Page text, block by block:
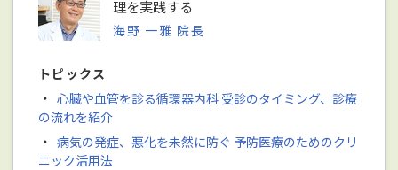
理を実践する
海野 一雅 院長
トピックス
・ 心臓や血管を診る循環器内科 受診のタイミング、診療
の流れを紹介
・ 病気の発症、悪化を未然に防ぐ 予防医療のためのクリ
ニック活用法